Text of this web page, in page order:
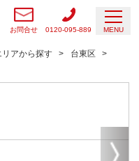
お問合せ 0120-095-889 MENU
リアから探す
台東区